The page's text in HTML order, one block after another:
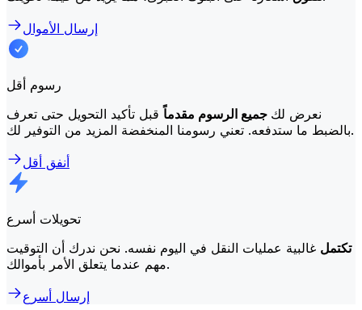
إرسال الأموال
رسوم أقل
نعرض لك جميع الرسوم مقدماًقبل تأكيد التحويل حتى تعرف
بالضبط ما ستدفعه. تعني رسومنا المنخفضة المزيد من التوفير لك.
أنفق أقل
تحويلات أسرع
تكتمل غالبية عمليات النقل في اليوم نفسه. نحن ندرك أن التوقيت
مهم عندما يتعلق الأمر بأموالك.
إرسال أسرع